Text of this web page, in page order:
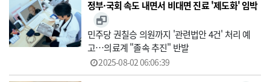
정부·국회 속도 내면서 비대면 진료 '제도화' 임박
민주당 권칠승 의원까지 '관련법안 4건' 처리 예
고…의료계 "졸속 추진" 반발
2025-08-02 06:06:39